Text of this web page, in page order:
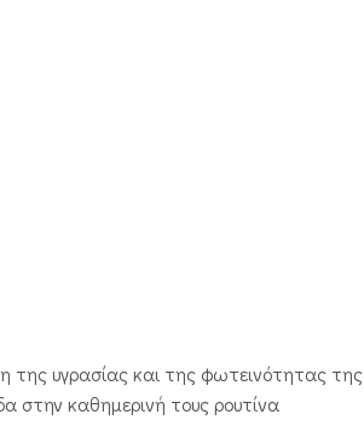
της υγρασίας και της φωτεινότητας της
στην καθημερινή τους ρουτίνα